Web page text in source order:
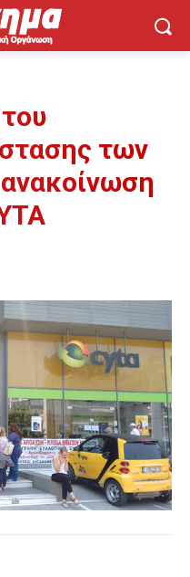
των